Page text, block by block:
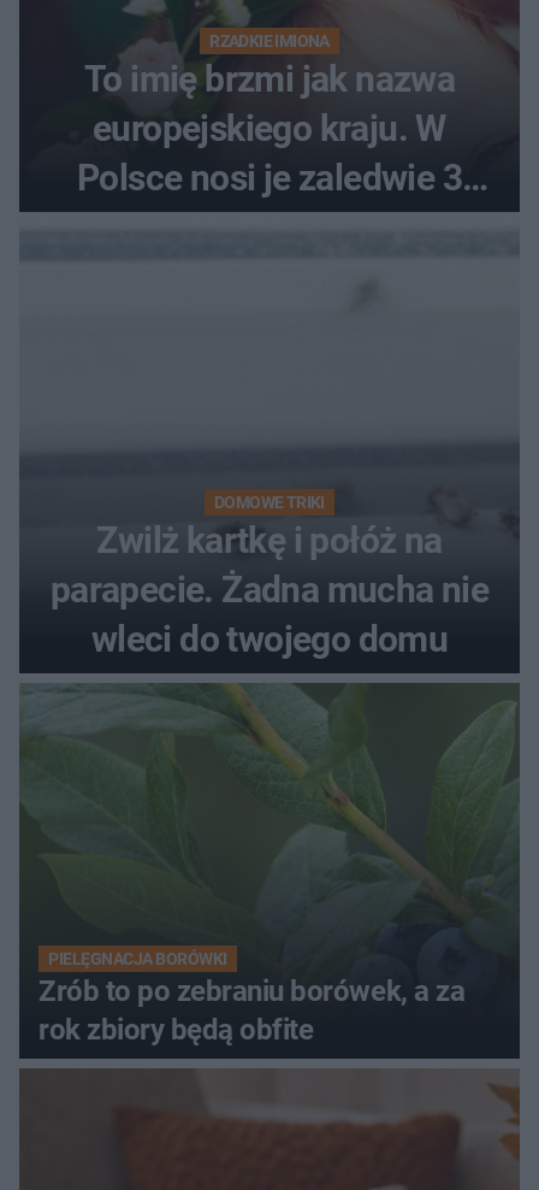
RZADKIE IMIONA
To imię brzmi jak nazwa
europejskiego kraju. W
Polsce nosi je zaledwie 3
kobiety
DOMOWE TRIKI
Zwilż kartkę i połóż na
parapecie. Żadna mucha nie
wleci do twojego domu
PIELĘGNACJA BORÓWKI
Zrób to po zebraniu borówek, a za
rok zbiory będą obfite